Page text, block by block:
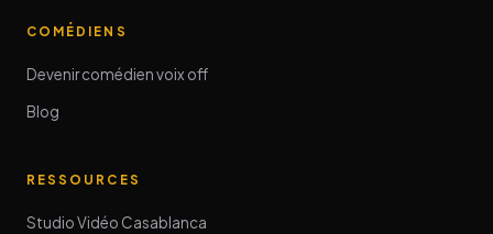
COMÉDIENS
Devenir comédien voix off
Blog
RESSOURCES
Studio Vidéo Casablanca